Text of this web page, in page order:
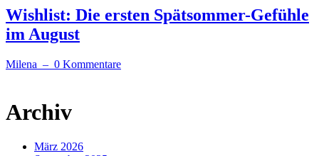
Wishlist: Die ersten Spätsommer-Gefühle
im August
Milena – 0 Kommentare
Archiv
März 2026